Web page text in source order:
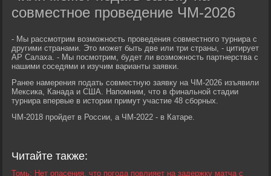
совместное проведение ЧМ-2026
- Мы рассмотрим возможность проведения совместного турнира с
другими странами. Это может быть две или три страны, - цитирует
AP Салаха. - Мы посмотрим, будет ли возможность партнерства с
нашими соседями и изучим варианты заявки.
Ранее намерения подать совместную заявку на ЧМ-2026 изъявили
Мексика, Канада и США. Напомним, что в финальной стадии
турнира впервые в истории примут участие 48 сборных.
ЧМ-2018 пройдет в России, а ЧМ-2022 - в Катаре.
Читайте также:
Томь: Нет опасения, что погода повлияет на задержку матча с